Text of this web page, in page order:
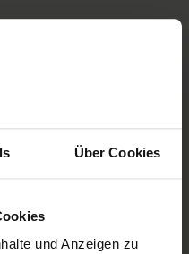
Über Cookies
und Anzeigen zu